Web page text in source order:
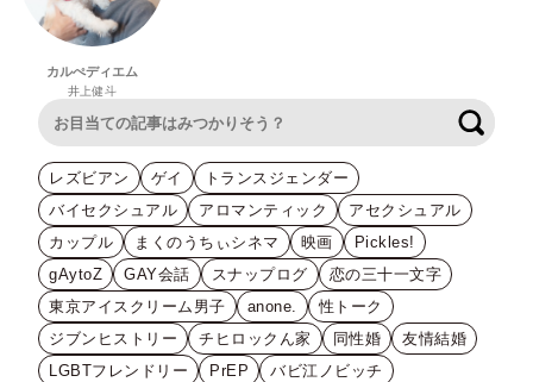
カルぺディエム
井上健斗
レズビアン ゲイ
トランスジェンダー
バイセクシュアル
アロマンティック
アセクシュアル
カップル
まくのうちぃシネマ 映画
Pickles!
gAytoZ
GAY会話 スナップログ
恋の三十一文字
東京アイスクリーム男子
anone.
性トーク
ジブンヒストリー
チヒロックん家 同性婚
友情結婚
LGBTフレンドリー
PrEP
バビ江ノビッチ